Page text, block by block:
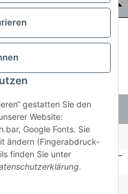
3511255
USt., zzgl.
gestatten Sie den
Website:
Google Fonts. Sie
ändern (Fingerabdruck-
finden Sie unter
.